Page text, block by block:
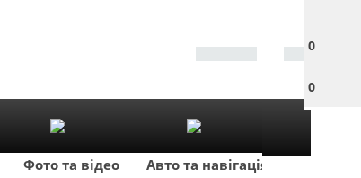
0
0
Фото та відео Авто та навігація